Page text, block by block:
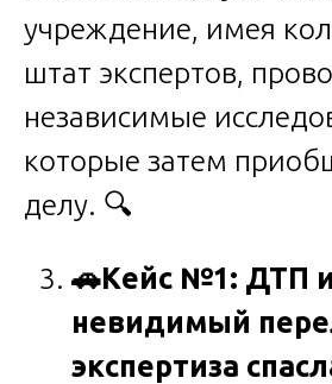
учреждение, имея
штат экспертов,
независимые
которые затем
делу. 🔍
🚗Кейс №1: ДТП и
невидимый
экспертиза